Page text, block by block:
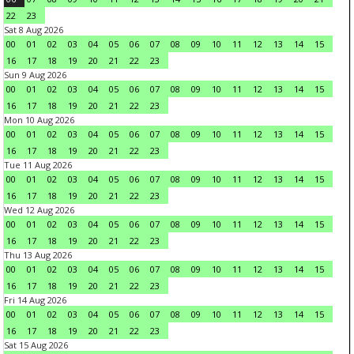
22
23
Sat 8 Aug 2026
00
01 02 03 04 05 06 07 08 09 10 11 12 13 14
15
16
17 18 19 20 21 22
23
Sun 9 Aug 2026
00
01 02 03 04 05 06 07 08 09 10 11 12 13 14
15
16
17 18 19 20 21 22
23
Mon 10 Aug 2026
00
01 02 03 04 05 06 07 08 09 10 11 12 13 14
15
16
17 18 19 20 21 22
23
Tue 11 Aug 2026
00
01 02 03 04 05 06 07 08 09 10 11 12 13 14
15
16
17 18 19 20 21 22
23
Wed 12 Aug 2026
00
01 02 03 04 05 06 07 08 09 10 11 12 13 14
15
16
17 18 19 20 21 22
23
Thu 13 Aug 2026
00
01 02 03 04 05 06 07 08 09 10 11 12 13 14
15
16
17 18 19 20 21 22
23
Fri 14 Aug 2026
00
01 02 03 04 05 06 07 08 09 10 11 12 13 14
15
16
17 18 19 20 21 22
23
Sat 15 Aug 2026